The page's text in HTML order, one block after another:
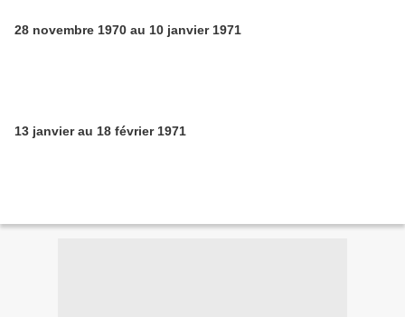
28 novembre 1970 au 10 janvier 1971
13 janvier au 18 février 1971